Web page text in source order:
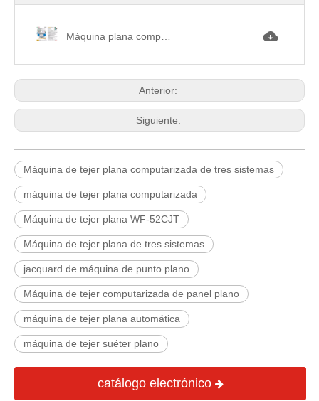
Anterior:
Siguiente:
Máquina de tejer plana computarizada de tres sistemas
máquina de tejer plana computarizada
Máquina de tejer plana WF-52CJT
Máquina de tejer plana de tres sistemas
jacquard de máquina de punto plano
Máquina de tejer computarizada de panel plano
máquina de tejer plana automática
máquina de tejer suéter plano
catálogo electrónico